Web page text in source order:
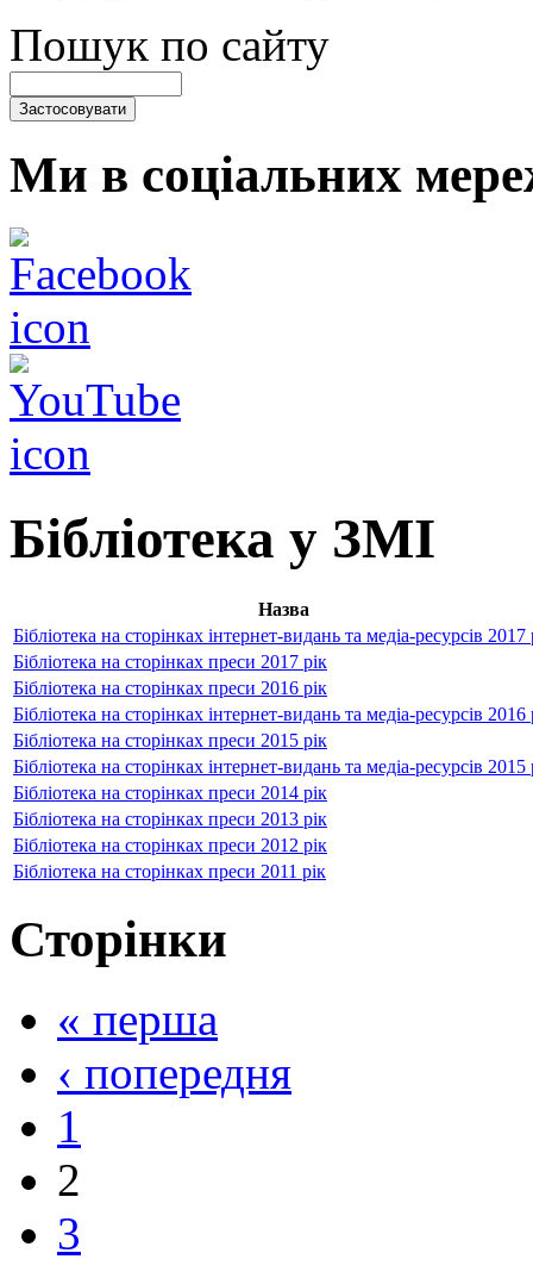
Пошук по сайту
Ми в соціальних
Бібліотека у ЗМІ
Назва
Бібліотека на сторінках інтернет-видань та медіа-ресурсів 2017
Бібліотека на сторінках преси 2017 рік
Бібліотека на сторінках преси 2016 рік
Бібліотека на сторінках інтернет-видань та медіа-ресурсів 2016
Бібліотека на сторінках преси 2015 рік
Бібліотека на сторінках інтернет-видань та медіа-ресурсів 2015
Бібліотека на сторінках преси 2014 рік
Бібліотека на сторінках преси 2013 рік
Бібліотека на сторінках преси 2012 рік
Бібліотека на сторінках преси 2011 рік
Сторінки
« перша
‹ попередня
1
2
3